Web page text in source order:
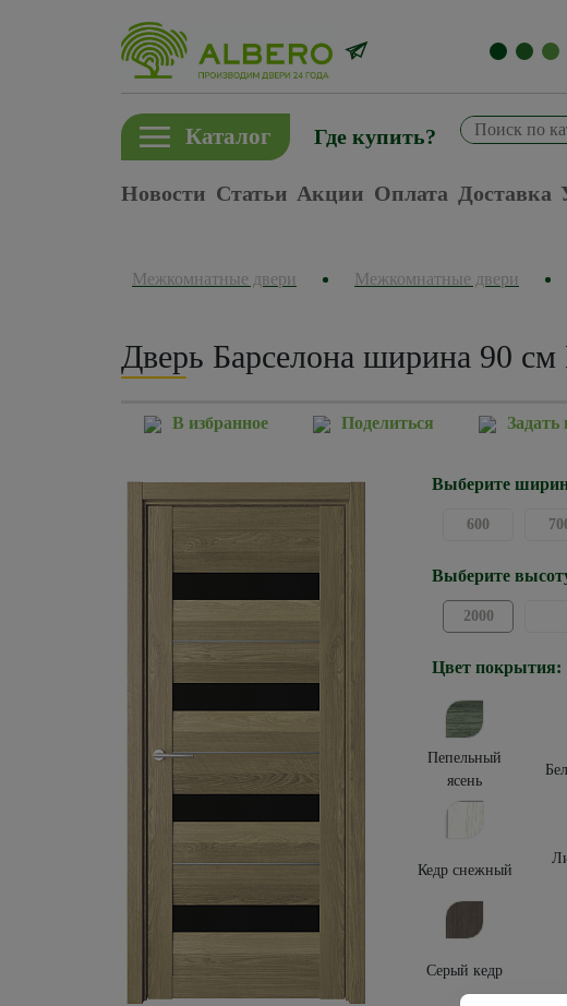
Каталог Где купить?
Новости Статьи Акции Оплата Доставка
Межкомнатные двери Межкомнатные двери
Дверь Барселона ширина 90
В избранное Поделиться Задать
Выберите
600
Выберите
2000
Цвет покрытия:
Пепельный
ясень
Кедр снежный
Серый кедр